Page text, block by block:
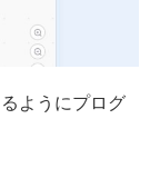
ようにプログ